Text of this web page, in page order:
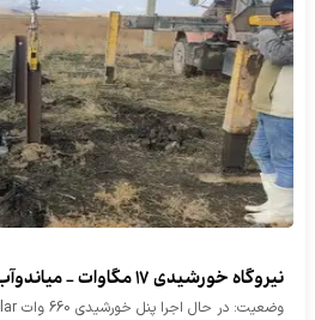
نیروگاه خورشیدی 17 مگاوات - میاندوآب، استان آذربایجان غربی